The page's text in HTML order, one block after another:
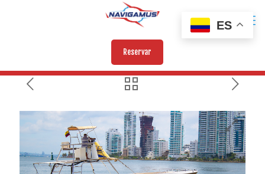
Reservar
ES